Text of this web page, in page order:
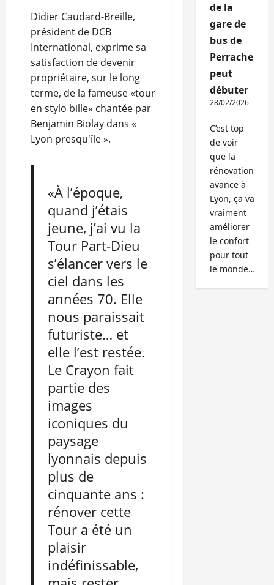
Didier Caudard-Breille,
président de DCB
International, exprime sa
satisfaction de devenir
propriétaire, sur le long
terme, de la fameuse «tour
en stylo bille» chantée par
Benjamin Biolay dans «
Lyon presqu'île ».
«À l’époque,
quand j’étais
jeune, j’ai vu la
Tour Part-Dieu
s’élancer vers le
ciel dans les
années 70. Elle
nous paraissait
futuriste… et
elle l’est restée.
Le Crayon fait
partie des
images
iconiques du
paysage
lyonnais depuis
plus de
cinquante ans :
rénover cette
Tour a été un
plaisir
indéfinissable,
de la
gare de
bus de
Perrache
peut
débuter
28/02/2026
C’est top
de voir
que la
rénovation
avance à
Lyon, ça va
vraiment
améliorer
le confort
pour tout
le monde…